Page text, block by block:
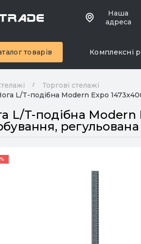
Наша
адреса
товарів Комплексні
Торгові стелажі
L/T-подібна Modern Expo
L/T-подібна